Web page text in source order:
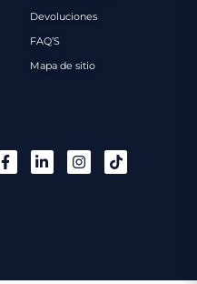
Devoluciones
FAQ’S
Mapa de sitio